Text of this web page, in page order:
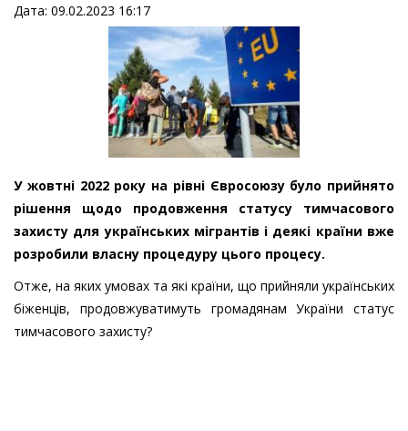
Дата: 09.02.2023 16:17
У жовтні 2022 року на рівні Євросоюзу було прийнято
рішення щодо продовження статусу тимчасового
захисту для українських мігрантів і деякі країни вже
розробили власну процедуру цього процесу.
Отже, на яких умовах та які країни, що прийняли українських
біженців, продовжуватимуть громадянам України статус
тимчасового захисту?